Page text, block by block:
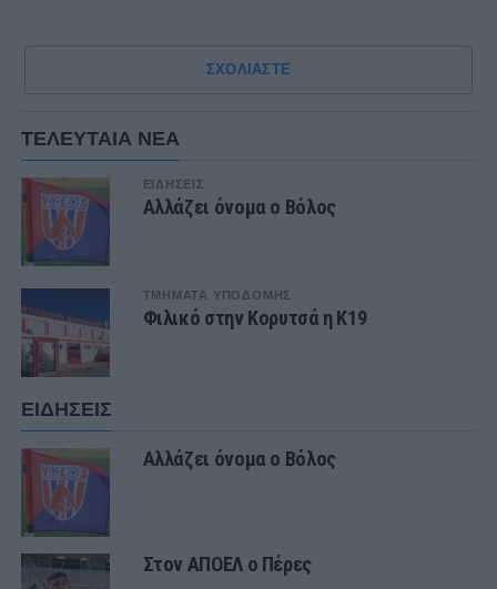
ΣΧΟΛΙΑΣΤΕ
ΤΕΛΕΥΤΑΙΑ ΝΕΑ
ΕΙΔΗΣΕΙΣ
Αλλάζει όνομα ο Βόλος
ΤΜΗΜΑΤΑ ΥΠΟΔΟΜΗΣ
Φιλικό στην Κορυτσά η Κ19
ΕΙΔΗΣΕΙΣ
Αλλάζει όνομα ο Βόλος
Στον ΑΠΟΕΛ ο Πέρες